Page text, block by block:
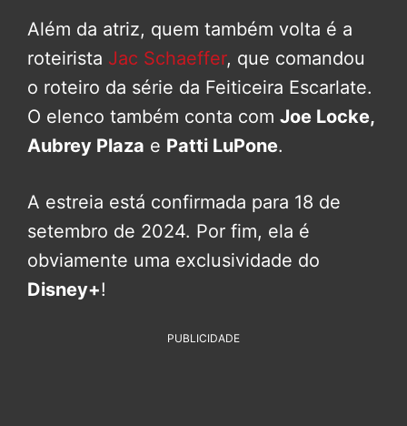
Além da atriz, quem também volta é a
roteirista Jac Schaeffer, que comandou
o roteiro da série da Feiticeira Escarlate.
O elenco também conta com Joe Locke,
Aubrey Plaza e Patti LuPone.
A estreia está confirmada para 18 de
setembro de 2024. Por fim, ela é
obviamente uma exclusividade do
Disney+!
PUBLICIDADE